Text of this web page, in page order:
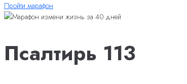
Пройти марафон
Псалтирь 113